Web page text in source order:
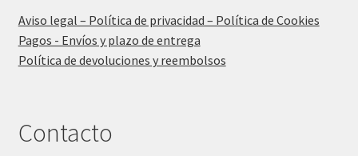
Aviso legal – Política de privacidad – Política de Cookies
Pagos - Envíos y plazo de entrega
Política de devoluciones y reembolsos
Contacto